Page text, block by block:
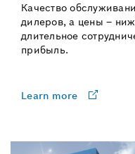
Качество
дилеров, а цены –
длительное
прибыль.
Learn more